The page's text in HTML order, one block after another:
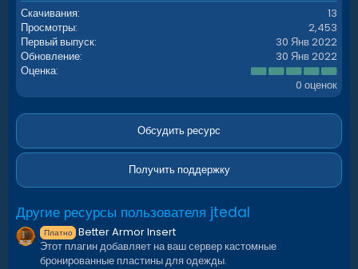
122 Prefabs
Модификации: -
---------------------------------------------------
-------------
Custom Base U
Модификации: Topology, Height
---------------------------------------------------
-------------
Custom Base V
1628 Prefabs
Модификации: -
Скачивания
13
Просмотры
2,453
Первый выпуск
30 Янв 2022
Обновление
30 Янв 2022
Оценка
0
.
0
з
ё
з
0 оценок
Обсудить ресурс
Получить поддержку
Другие ресурсы пользователя jtedal
Платно Better Armor Insert
Этот плагин добавляет на ваш сервер кастомные
бронированные пластины для одежды.